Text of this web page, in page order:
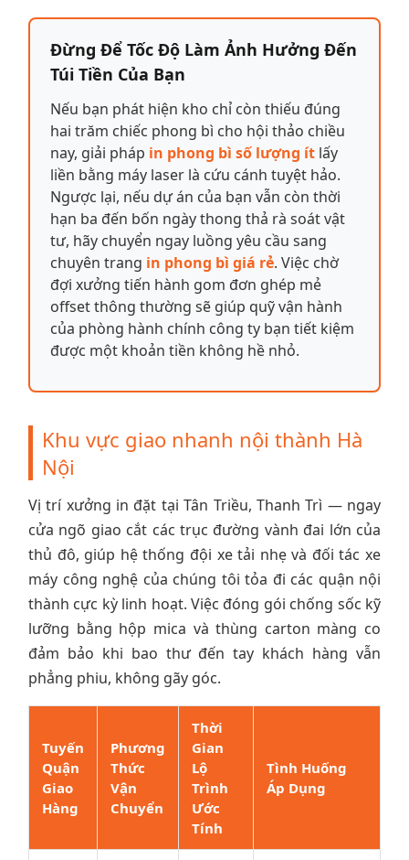
Đừng Để Tốc Độ Làm Ảnh Hưởng Đến
Túi Tiền Của Bạn
Nếu bạn phát hiện kho chỉ còn thiếu đúng
hai trăm chiếc phong bì cho hội thảo chiều
nay, giải pháp in phong bì số lượng ít lấy
liền bằng máy laser là cứu cánh tuyệt hảo.
Ngược lại, nếu dự án của bạn vẫn còn thời
hạn ba đến bốn ngày thong thả rà soát vật
tư, hãy chuyển ngay luồng yêu cầu sang
chuyên trang in phong bì giá rẻ. Việc chờ
đợi xưởng tiến hành gom đơn ghép mẻ
offset thông thường sẽ giúp quỹ vận hành
của phòng hành chính công ty bạn tiết kiệm
được một khoản tiền không hề nhỏ.
Khu vực giao nhanh nội thành Hà
Nội
Vị trí xưởng in đặt tại Tân Triều, Thanh Trì — ngay
cửa ngõ giao cắt các trục đường vành đai lớn của
thủ đô, giúp hệ thống đội xe tải nhẹ và đối tác xe
máy công nghệ của chúng tôi tỏa đi các quận nội
thành cực kỳ linh hoạt. Việc đóng gói chống sốc kỹ
lưỡng bằng hộp mica và thùng carton màng co
đảm bảo khi bao thư đến tay khách hàng vẫn
phẳng phiu, không gãy góc.
Tuyến
Quận
Giao
Hàng
Phương
Thức
Vận
Chuyển
Thời
Gian
Lộ
Trình
Ước
Tính
Tình Huống
Áp Dụng